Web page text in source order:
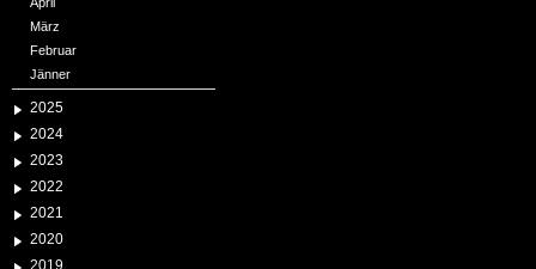
März
Februar
Jänner
2025
2024
2023
2022
2021
2020
2019